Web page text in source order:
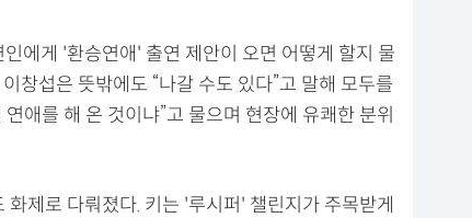
에게 '환승연애' 출연 제안이 오면 어떻게 할지 물
창섭은 뜻밖에도 “나갈 수도 있다”고 말해 모두를
애를 해 온 것이냐”고 물으며 현장에 유쾌한 분위
제로 다뤄졌다. 키는 '루시퍼' 챌린지가 주목받게